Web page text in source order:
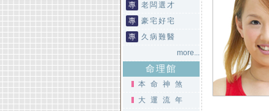
專
老闆選才
專
豪宅好宅
專
久病難醫
more...
命理館
本命神煞
大運流年